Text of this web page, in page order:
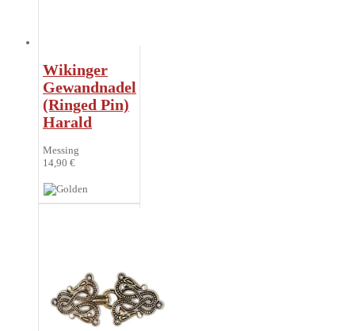
Wikinger
Gewandnadel
(Ringed Pin)
Harald
Messing
14,90 €